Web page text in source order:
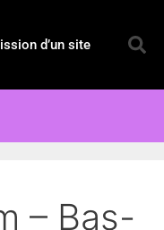
d’un site
– Bas-